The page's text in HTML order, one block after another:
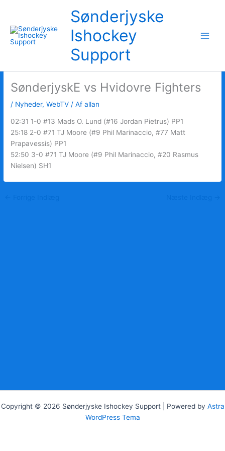
indholdet
Sønderjyske
Ishockey
Support
SønderjyskE vs Hvidovre Fighters
/ Nyheder,WebTV / Afallan
02:31 1-0 #13 Mads O. Lund (#16 Jordan Pietrus) PP1
25:18 2-0 #71 TJ Moore (#9 Phil Marinaccio, #77 Matt
Prapavessis) PP1
52:50 3-0 #71 TJ Moore (#9 Phil Marinaccio, #20 Rasmus
Nielsen) SH1
Copyright © 2026 Sønderjyske Ishockey Support | Powered by Astra
WordPress Tema